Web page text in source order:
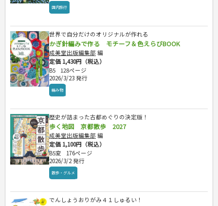
国内旅行
世界で自分だけのオリジナルが作れる
かぎ針編みで作る モチーフ＆色えらびBOOK
成美堂出版編集部 編
定価 1,430円（税込）
B5
128ページ
2026/3/23 発行
編み物
歴史が詰まった古都めぐりの決定版！
歩く地図 京都散歩 2027
成美堂出版編集部 編
定価 1,100円（税込）
B5変
176ページ
2026/3/2 発行
散歩・グルメ
でんしょうおりがみ４１しゅるい！